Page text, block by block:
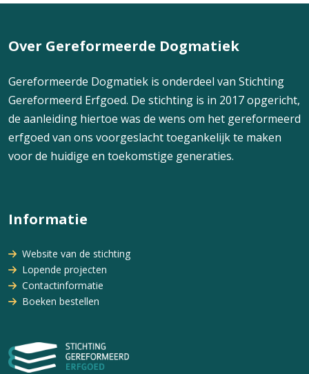
Over Gereformeerde Dogmatiek
Gereformeerde Dogmatiek is onderdeel van Stichting
Gereformeerd Erfgoed. De stichting is in 2017 opgericht,
de aanleiding hiertoe was de wens om het gereformeerd
erfgoed van ons voorgeslacht toegankelijk te maken
voor de huidige en toekomstige generaties.
Informatie
Website van de stichting
Lopende projecten
Contactinformatie
Boeken bestellen